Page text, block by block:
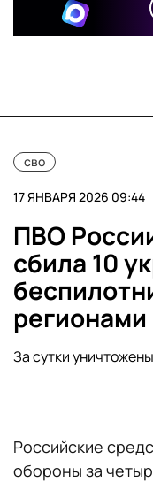
сво
17 ЯНВАРЯ 2026 09:44
ПВО
сбила 10
За сутки
Российские
обороны за